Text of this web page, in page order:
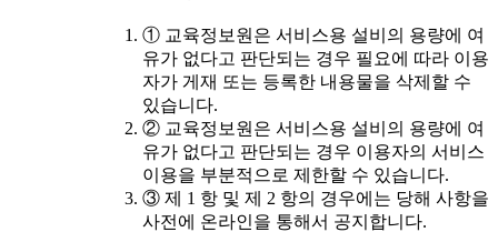
① 교육정보원은 서비스용 설비의 용량에 여
유가 없다고 판단되는 경우 필요에 따라 이용
자가 게재 또는 등록한 내용물을 삭제할 수
있습니다.
② 교육정보원은 서비스용 설비의 용량에 여
유가 없다고 판단되는 경우 이용자의 서비스
이용을 부분적으로 제한할 수 있습니다.
③ 제 1 항 및 제 2 항의 경우에는 당해 사항을
사전에 온라인을 통해서 공지합니다.